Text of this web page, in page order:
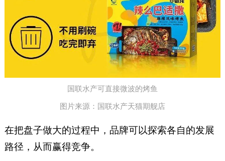
国联水产可直接微波的烤鱼
图片来源：国联水产天猫期舰店
在把盘子做大的过程中，品牌可以探索各自的发展
路径，从而赢得竞争。